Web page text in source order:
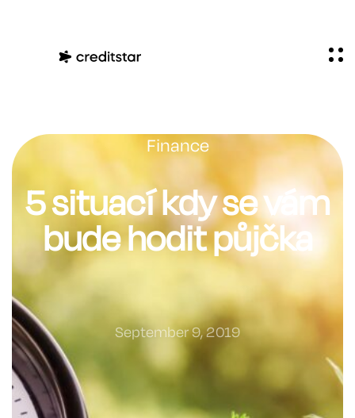
Finance
5 situací kdy se vám
bude hodit půjčka
September 9, 2019